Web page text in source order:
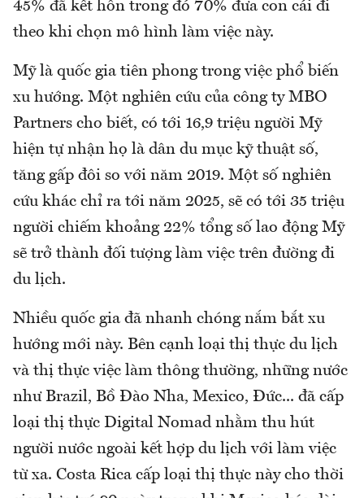
45% đã kết hôn trong đó 70% đưa con cái đi
theo khi chọn mô hình làm việc này.
Mỹ là quốc gia tiên phong trong việc phổ biến
xu hướng. Một nghiên cứu của công ty MBO
Partners cho biết, có tới 16,9 triệu người Mỹ
hiện tự nhận họ là dân du mục kỹ thuật số,
tăng gấp đôi so với năm 2019. Một số nghiên
cứu khác chỉ ra tới năm 2025, sẽ có tới 35 triệu
người chiếm khoảng 22% tổng số lao động Mỹ
sẽ trở thành đối tượng làm việc trên đường đi
du lịch.
Nhiều quốc gia đã nhanh chóng nắm bắt xu
hướng mới này. Bên cạnh loại thị thực du lịch
và thị thực việc làm thông thường, những nước
như Brazil, Bồ Đào Nha, Mexico, Đức... đã cấp
loại thị thực Digital Nomad nhằm thu hút
người nước ngoài kết hợp du lịch với làm việc
từ xa. Costa Rica cấp loại thị thực này cho thời